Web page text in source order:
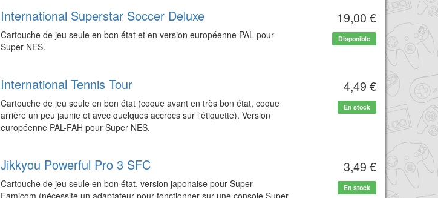
International Superstar Soccer Deluxe
Cartouche de jeu seule en bon état et en version européenne PAL pour
Super NES.
19,00 €
Disponible
International Tennis Tour
Cartouche de jeu seule en bon état (coque avant en très bon état, coque
arrière un peu jaunie et avec quelques accrocs sur l'étiquette). Version
européenne PAL-FAH pour Super NES.
4,49 €
En stock
Jikkyou Powerful Pro 3 SFC
Cartouche de jeu seule en bon état, version japonaise pour Super
Famicom (nécessite un adaptateur pour fonctionner sur une console Super
3,49 €
En stock